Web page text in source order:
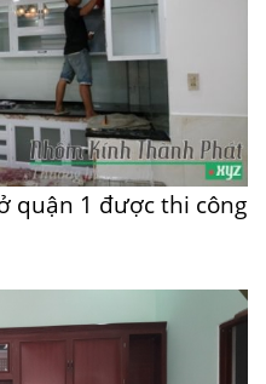
quận 1 được thi công